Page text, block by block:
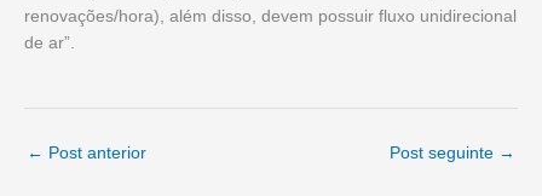
renovações/hora), além disso, devem possuir fluxo unidirecional
de ar”.
← Post anterior Post seguinte →